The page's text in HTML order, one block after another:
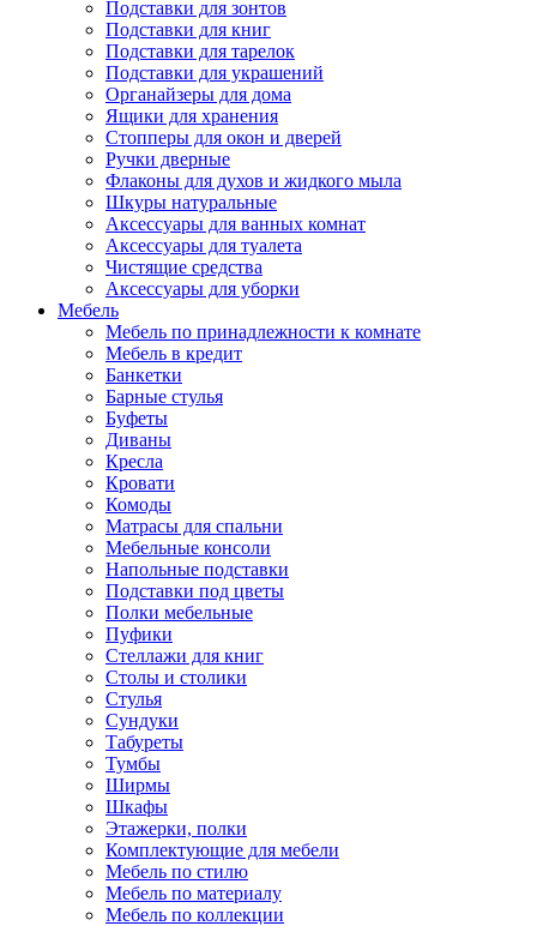
Подставки для зонтов
Подставки для книг
Подставки для тарелок
Подставки для украшений
Органайзеры для дома
Ящики для хранения
Стопперы для окон и дверей
Ручки дверные
Флаконы для духов и жидкого мыла
Шкуры натуральные
Аксессуары для ванных комнат
Аксессуары для туалета
Чистящие средства
Аксессуары для уборки
Мебель
Мебель по принадлежности к комнате
Мебель в кредит
Банкетки
Барные стулья
Буфеты
Диваны
Кресла
Кровати
Комоды
Матрасы для спальни
Мебельные консоли
Напольные подставки
Подставки под цветы
Полки мебельные
Пуфики
Стеллажи для книг
Столы и столики
Стулья
Сундуки
Табуреты
Тумбы
Ширмы
Шкафы
Этажерки, полки
Комплектующие для мебели
Мебель по стилю
Мебель по материалу
Мебель по коллекции